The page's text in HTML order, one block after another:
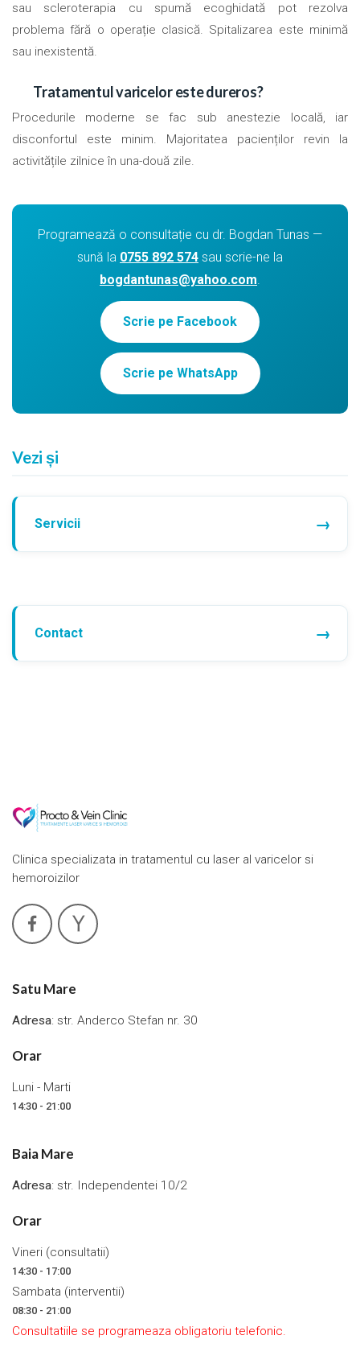
sau scleroterapia cu spumă ecoghidată pot rezolva
problema fără o operație clasică. Spitalizarea este minimă
sau inexistentă.
Tratamentul varicelor este dureros?
Procedurile moderne se fac sub anestezie locală, iar
disconfortul este minim. Majoritatea pacienților revin la
activitățile zilnice în una-două zile.
Programează o consultație cu dr. Bogdan Tunas —
sună la 0755 892 574 sau scrie-ne la
bogdantunas@yahoo.com.
Scrie pe Facebook
Scrie pe WhatsApp
Vezi și
Servicii
Contact
Clinica specializata in tratamentul cu laser al varicelor si
hemoroizilor
Satu Mare
Adresa: str. Anderco Stefan nr. 30
Orar
Luni - Marti
14:30 - 21:00
Baia Mare
Adresa: str. Independentei 10/2
Orar
Vineri (consultatii)
14:30 - 17:00
Sambata (interventii)
08:30 - 21:00
Consultatiile se programeaza obligatoriu telefonic.